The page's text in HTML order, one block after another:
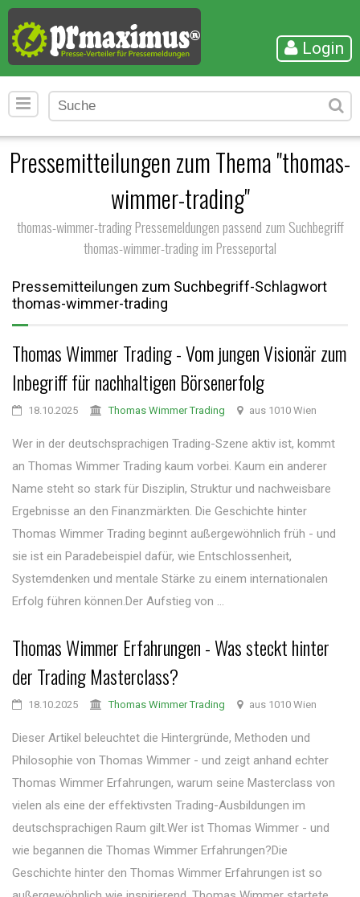
Login
Pressemitteilungen zum Thema "thomas-
wimmer-trading"
thomas-wimmer-trading Pressemeldungen passend zum Suchbegriff
thomas-wimmer-trading im Presseportal
Pressemitteilungen zum Suchbegriff-Schlagwort
thomas-wimmer-trading
Thomas Wimmer Trading - Vom jungen Visionär zum
Inbegriff für nachhaltigen Börsenerfolg
18.10.2025 Thomas Wimmer Trading aus 1010 Wien
Wer in der deutschsprachigen Trading-Szene aktiv ist, kommt
an Thomas Wimmer Trading kaum vorbei. Kaum ein anderer
Name steht so stark für Disziplin, Struktur und nachweisbare
Ergebnisse an den Finanzmärkten. Die Geschichte hinter
Thomas Wimmer Trading beginnt außergewöhnlich früh - und
sie ist ein Paradebeispiel dafür, wie Entschlossenheit,
Systemdenken und mentale Stärke zu einem internationalen
Erfolg führen können.Der Aufstieg von ...
Thomas Wimmer Erfahrungen - Was steckt hinter
der Trading Masterclass?
18.10.2025 Thomas Wimmer Trading aus 1010 Wien
Dieser Artikel beleuchtet die Hintergründe, Methoden und
Philosophie von Thomas Wimmer - und zeigt anhand echter
Thomas Wimmer Erfahrungen, warum seine Masterclass von
vielen als eine der effektivsten Trading-Ausbildungen im
deutschsprachigen Raum gilt.Wer ist Thomas Wimmer - und
wie begannen die Thomas Wimmer Erfahrungen?Die
Geschichte hinter den Thomas Wimmer Erfahrungen ist so